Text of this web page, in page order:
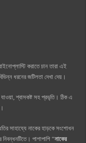
করাতে চান তারা এই
ধরনের জটিলতা দেখা দেয়।
যাওয়া, শ্বাসকষ্ট সহ প্রভৃতি। ঠিক এ
সাহায্যে নাকের হাড়কে সংশোধন
পাশাপাশি “নাকের